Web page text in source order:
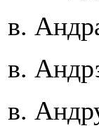
в.
в.
в.